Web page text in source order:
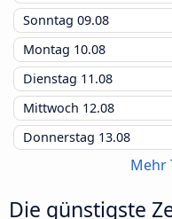
Sonntag 09.08
Montag 10.08
Dienstag 11.08
Mittwoch 12.08
Donnerstag 13.08
Mehr
Die günstigste